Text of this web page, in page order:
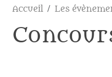
Accueil Les